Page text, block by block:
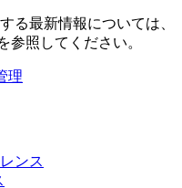
る最新情報については、
参照してください。
理
ンス